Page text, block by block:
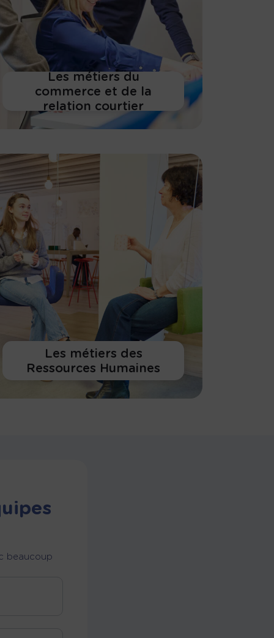
Les métiers du
commerce et de la
relation courtier
En savoir plus
Les métiers des
Ressources Humaines
beaucoup